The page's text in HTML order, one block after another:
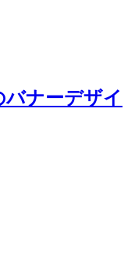
バナーデザイ